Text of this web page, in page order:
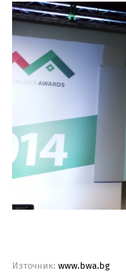
Източник: www.bwa.bg